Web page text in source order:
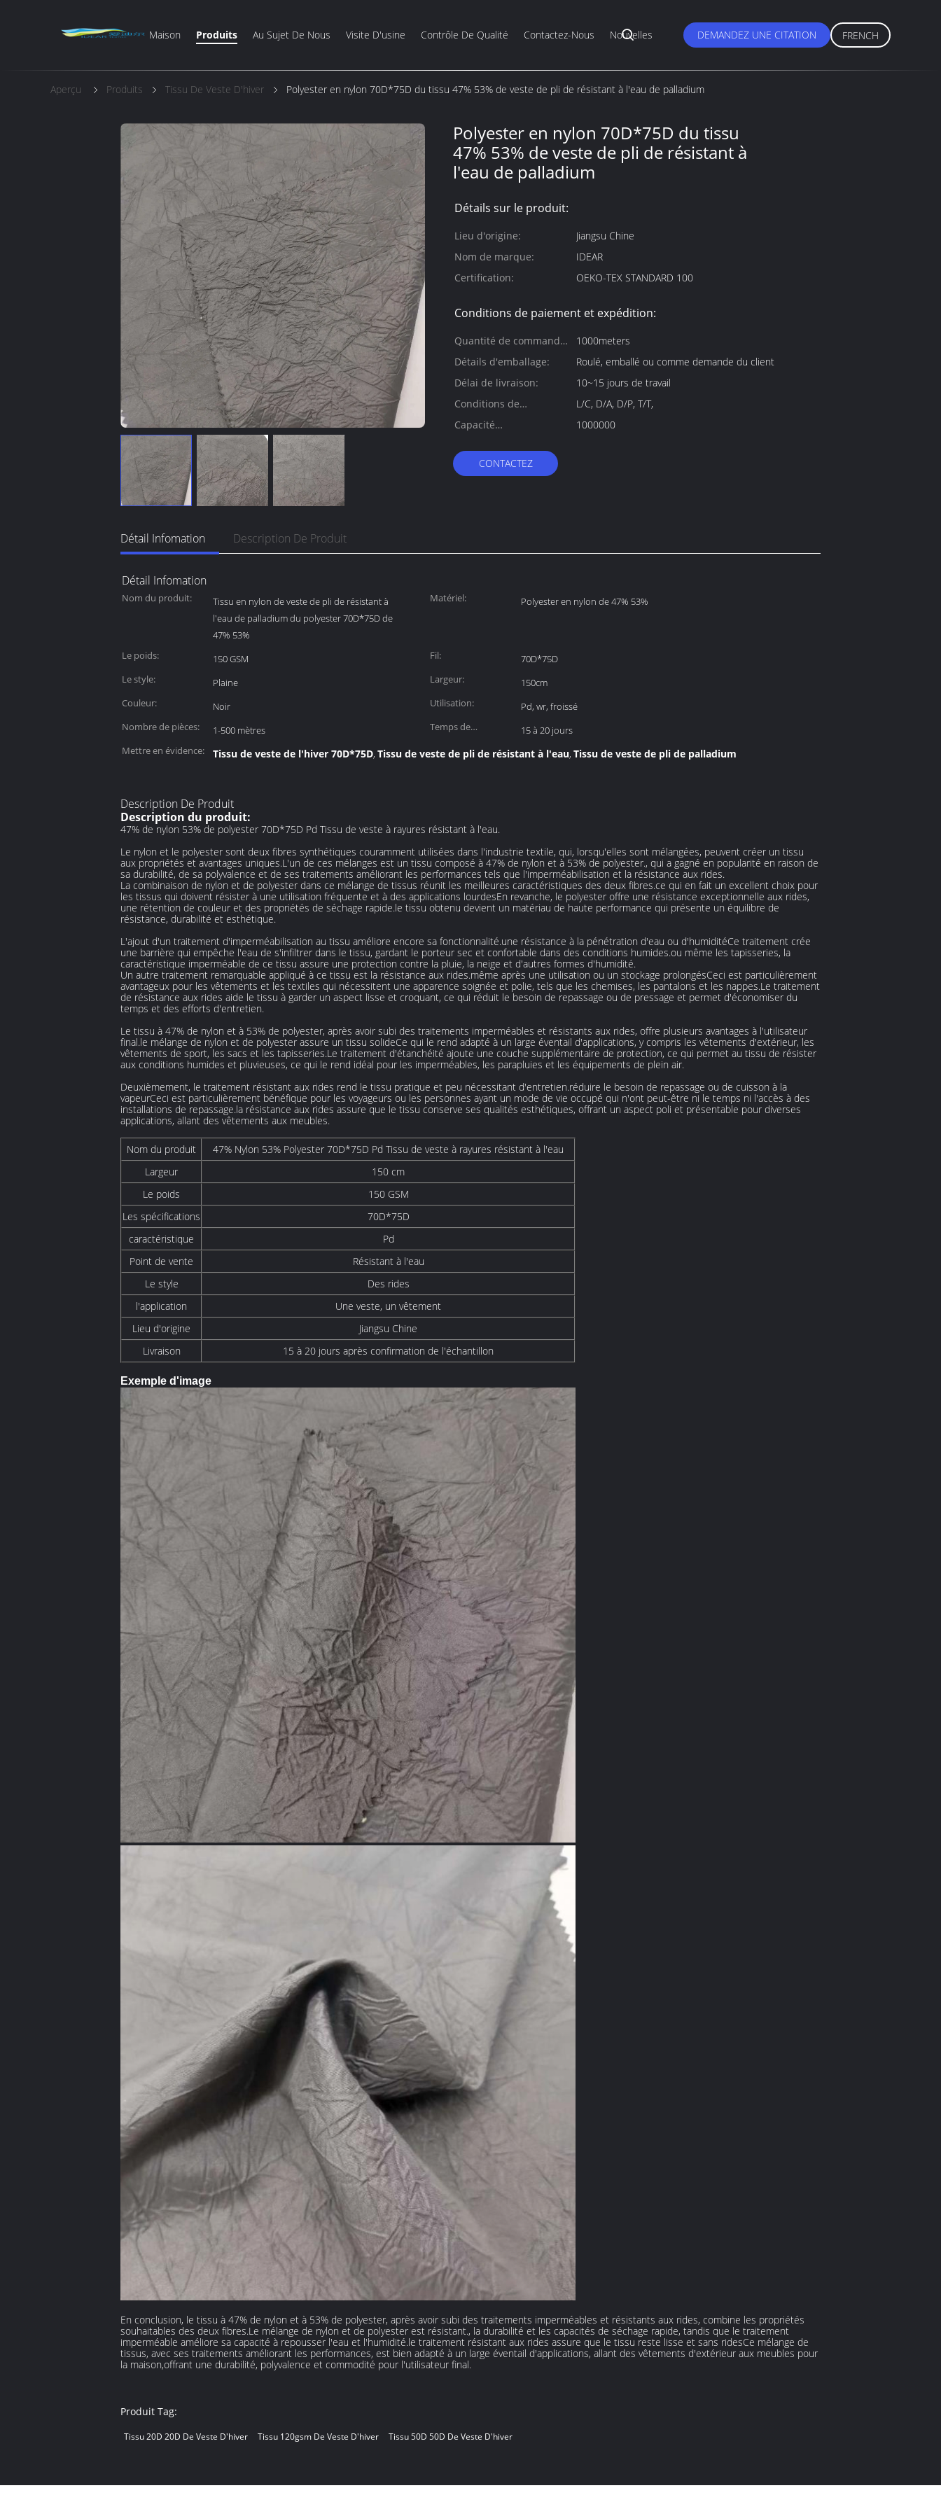
Maison Produits Au Sujet De Nous Visite D'usine Contrôle De Qualité Contactez-Nous Nouvelles DEMANDEZ UNE CITATION FRENCH
Aperçu Produits Tissu De Veste D'hiver Polyester en nylon 70D*75D du tissu 47% 53% de veste de pli de résistant à l'eau de palladium
Polyester en nylon 70D*75D du tissu
47% 53% de veste de pli de résistant à
l'eau de palladium
Détails sur le produit:
Lieu d'origine:
Jiangsu Chine
Nom de marque:
IDEAR
Certification:
OEKO-TEX STANDARD 100
Conditions de paiement et expédition:
Quantité de commande
min:
1000meters
Détails d'emballage:
Roulé, emballé ou comme demande du client
Délai de livraison:
10~15 jours de travail
Conditions de
paiement:
L/C, D/A, D/P, T/T,
Capacité
1000000
CONTACTEZ
Détail Infomation Description De Produit
Détail Infomation
Nom du produit:
Tissu en nylon de veste de pli de résistant à
l'eau de palladium du polyester 70D*75D de
47% 53%
Matériel: Polyester en nylon de 47% 53%
Le poids: 150 GSM Fil:
70D*75D
Le style:
Plaine Largeur:
150cm
Couleur:
Noir Utilisation:
Pd, wr, froissé
Nombre de pièces:
1-500 mètres
Temps de
15 à 20 jours
Mettre en évidence:
Tissu de veste de l'hiver 70D*75D, Tissu de veste de pli de résistant à l'eau, Tissu de veste de pli de palladium
Description De Produit
Description du produit:
47% de nylon 53% de polyester 70D*75D Pd Tissu de veste à rayures résistant à l'eau.
Le nylon et le polyester sont deux fibres synthétiques couramment utilisées dans l'industrie textile, qui, lorsqu'elles sont mélangées, peuvent créer un tissu
aux propriétés et avantages uniques.L'un de ces mélanges est un tissu composé à 47% de nylon et à 53% de polyester., qui a gagné en popularité en raison de
sa durabilité, de sa polyvalence et de ses traitements améliorant les performances tels que l'imperméabilisation et la résistance aux rides.
La combinaison de nylon et de polyester dans ce mélange de tissus réunit les meilleures caractéristiques des deux fibres.ce qui en fait un excellent choix pour
les tissus qui doivent résister à une utilisation fréquente et à des applications lourdesEn revanche, le polyester offre une résistance exceptionnelle aux rides,
une rétention de couleur et des propriétés de séchage rapide.le tissu obtenu devient un matériau de haute performance qui présente un équilibre de
résistance, durabilité et esthétique.
L'ajout d'un traitement d'imperméabilisation au tissu améliore encore sa fonctionnalité.une résistance à la pénétration d'eau ou d'humiditéCe traitement crée
une barrière qui empêche l'eau de s'infiltrer dans le tissu, gardant le porteur sec et confortable dans des conditions humides.ou même les tapisseries, la
caractéristique imperméable de ce tissu assure une protection contre la pluie, la neige et d'autres formes d'humidité.
Un autre traitement remarquable appliqué à ce tissu est la résistance aux rides.même après une utilisation ou un stockage prolongésCeci est particulièrement
avantageux pour les vêtements et les textiles qui nécessitent une apparence soignée et polie, tels que les chemises, les pantalons et les nappes.Le traitement
de résistance aux rides aide le tissu à garder un aspect lisse et croquant, ce qui réduit le besoin de repassage ou de pressage et permet d'économiser du
temps et des efforts d'entretien.
Le tissu à 47% de nylon et à 53% de polyester, après avoir subi des traitements imperméables et résistants aux rides, offre plusieurs avantages à l'utilisateur
final.le mélange de nylon et de polyester assure un tissu solideCe qui le rend adapté à un large éventail d'applications, y compris les vêtements d'extérieur, les
vêtements de sport, les sacs et les tapisseries.Le traitement d'étanchéité ajoute une couche supplémentaire de protection, ce qui permet au tissu de résister
aux conditions humides et pluvieuses, ce qui le rend idéal pour les imperméables, les parapluies et les équipements de plein air.
Deuxièmement, le traitement résistant aux rides rend le tissu pratique et peu nécessitant d'entretien.réduire le besoin de repassage ou de cuisson à la
vapeurCeci est particulièrement bénéfique pour les voyageurs ou les personnes ayant un mode de vie occupé qui n'ont peut-être ni le temps ni l'accès à des
installations de repassage.la résistance aux rides assure que le tissu conserve ses qualités esthétiques, offrant un aspect poli et présentable pour diverses
applications, allant des vêtements aux meubles.
Nom du produit
47% Nylon 53% Polyester 70D*75D Pd Tissu de veste à rayures résistant à l'eau
Largeur
150 cm
Le poids
150 GSM
Les spécifications
70D*75D
caractéristique
Pd
Point de vente
Résistant à l'eau
Le style
Des rides
l'application
Une veste, un vêtement
Lieu d'origine
Jiangsu Chine
Livraison
15 à 20 jours après confirmation de l'échantillon
Exemple d'image
En conclusion, le tissu à 47% de nylon et à 53% de polyester, après avoir subi des traitements imperméables et résistants aux rides, combine les propriétés
souhaitables des deux fibres.Le mélange de nylon et de polyester est résistant., la durabilité et les capacités de séchage rapide, tandis que le traitement
imperméable améliore sa capacité à repousser l'eau et l'humidité.le traitement résistant aux rides assure que le tissu reste lisse et sans ridesCe mélange de
tissus, avec ses traitements améliorant les performances, est bien adapté à un large éventail d'applications, allant des vêtements d'extérieur aux meubles pour
la maison,offrant une durabilité, polyvalence et commodité pour l'utilisateur final.
Produit Tag:
Tissu 20D 20D De Veste D'hiver Tissu 120gsm De Veste D'hiver Tissu 50D 50D De Veste D'hiver